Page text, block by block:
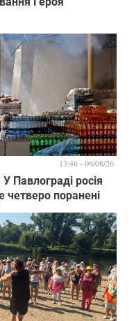
Павлограді росія
поранені
13:46 - 06/08/26